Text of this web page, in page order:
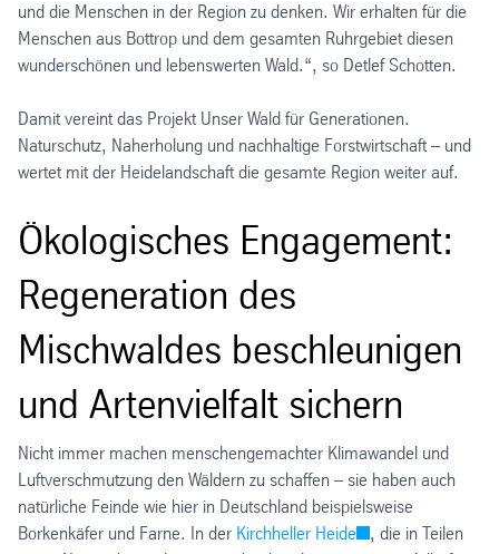
und die Menschen in der Region zu denken. Wir erhalten für die
Menschen aus Bottrop und dem gesamten Ruhrgebiet diesen
wunderschönen und lebenswerten Wald.“, so Detlef Schotten.
Damit vereint das Projekt Unser Wald für Generationen.
Naturschutz, Naherholung und nachhaltige Forstwirtschaft – und
wertet mit der Heidelandschaft die gesamte Region weiter auf.
Ökologisches Engagement:
Regeneration des
Mischwaldes beschleunigen
und Artenvielfalt sichern
Nicht immer machen menschengemachter Klimawandel und
Luftverschmutzung den Wäldern zu schaffen – sie haben auch
natürliche Feinde wie hier in Deutschland beispielsweise
Borkenkäfer und Farne. In der Kirchheller Heide
, die in Teilen